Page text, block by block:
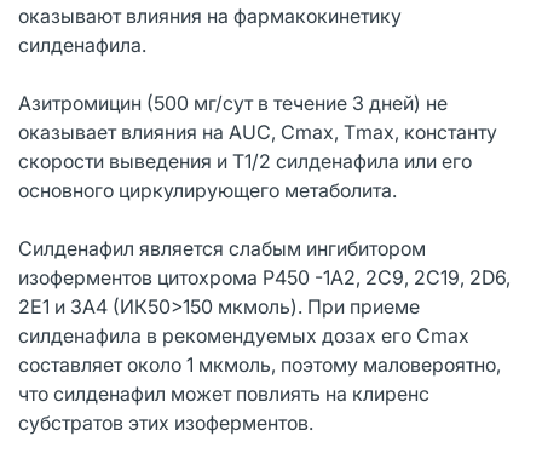
оказывают влияния на фармакокинетику
силденафила.
Азитромицин (500 мг/сут в течение 3 дней) не
оказывает влияния на AUC, Cmax, Тmax, константу
скорости выведения и Т1/2 силденафила или его
основного циркулирующего метаболита.
Силденафил является слабым ингибитором
изоферментов цитохрома Р450 -1А2, 2С9, 2С19, 2D6,
2Е1 и 3А4 (ИК50>150 мкмоль). При приеме
силденафила в рекомендуемых дозах его Cmax
составляет около 1 мкмоль, поэтому маловероятно,
что силденафил может повлиять на клиренс
субстратов этих изоферментов.